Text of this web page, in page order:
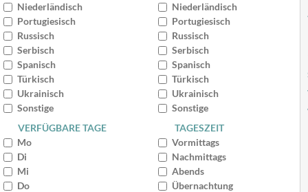
Niederländisch
Portugiesisch
Russisch
Serbisch
Spanisch
Türkisch
Ukrainisch
Sonstige
Niederländisch
Portugiesisch
Russisch
Serbisch
Spanisch
Türkisch
Ukrainisch
Sonstige
VERFÜGBARE TAGE
Mo
Di
Mi
Do
TAGESZEIT
Vormittags
Nachmittags
Abends
Übernachtung